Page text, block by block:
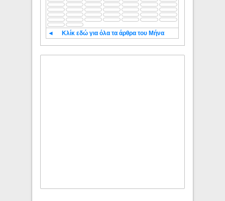
◄ Κλίκ εδώ για όλα τα άρθρα του Μήνα